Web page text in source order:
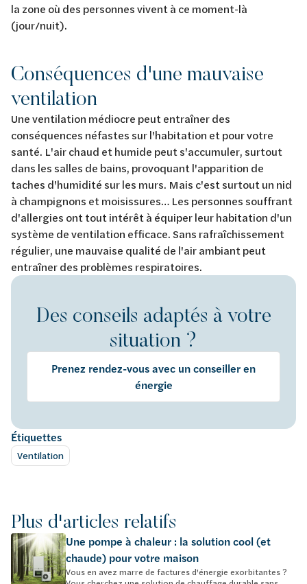
la zone où des personnes vivent à ce moment-là
(jour/nuit).
Conséquences d'une mauvaise
ventilation
Une ventilation médiocre peut entraîner des
conséquences néfastes sur l'habitation et pour votre
santé. L'air chaud et humide peut s'accumuler, surtout
dans les salles de bains, provoquant l'apparition de
taches d'humidité sur les murs. Mais c'est surtout un nid
à champignons et moisissures… Les personnes souffrant
d'allergies ont tout intérêt à équiper leur habitation d'un
système de ventilation efficace. Sans rafraîchissement
régulier, une mauvaise qualité de l'air ambiant peut
entraîner des problèmes respiratoires.
Des conseils adaptés à votre
situation ?
Prenez rendez-vous avec un conseiller en
énergie
Étiquettes
Ventilation
Plus d'articles relatifs
Une pompe à chaleur : la solution cool (et
chaude) pour votre maison
Vous en avez marre de factures d'énergie exorbitantes ?